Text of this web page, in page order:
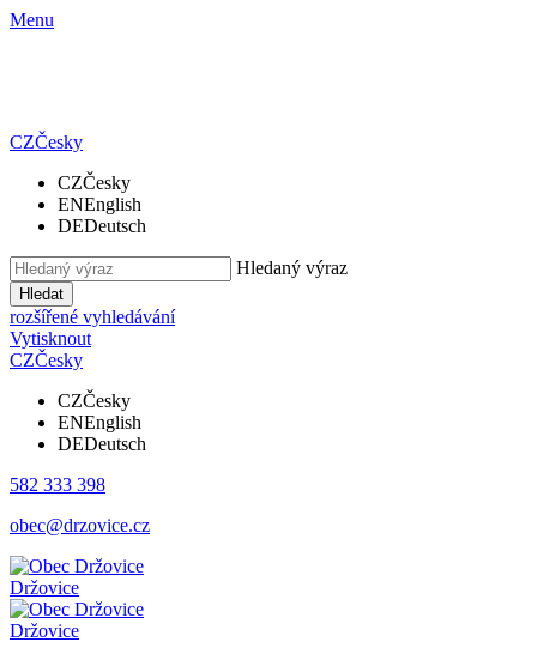
Menu
CZČesky
CZČesky
ENEnglish
DEDeutsch
Hledaný výraz
Hledat
rozšířené vyhledávání
Vytisknout
CZČesky
CZČesky
ENEnglish
DEDeutsch
582 333 398
obec@drzovice.cz
Držovice
Držovice